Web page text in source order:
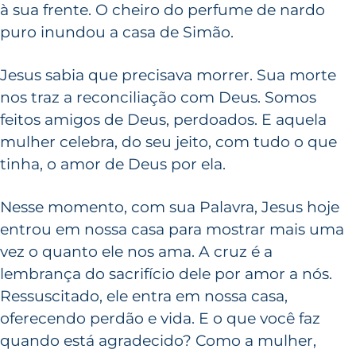
à sua frente. O cheiro do perfume de nardo
puro inundou a casa de Simão.
Jesus sabia que precisava morrer. Sua morte
nos traz a reconciliação com Deus. Somos
feitos amigos de Deus, perdoados. E aquela
mulher celebra, do seu jeito, com tudo o que
tinha, o amor de Deus por ela.
Nesse momento, com sua Palavra, Jesus hoje
entrou em nossa casa para mostrar mais uma
vez o quanto ele nos ama. A cruz é a
lembrança do sacrifício dele por amor a nós.
Ressuscitado, ele entra em nossa casa,
oferecendo perdão e vida. E o que você faz
quando está agradecido? Como a mulher,